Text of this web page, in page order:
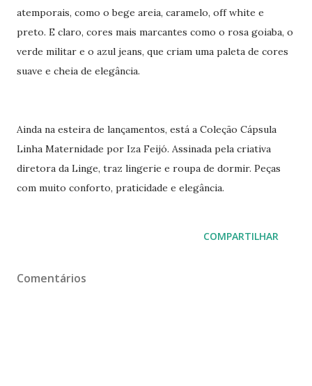
atemporais, como o bege areia, caramelo, off white e
preto. E claro, cores mais marcantes como o rosa goiaba, o
verde militar e o azul jeans, que criam uma paleta de cores
suave e cheia de elegância.
Ainda na esteira de lançamentos, está a Coleção Cápsula
Linha Maternidade por Iza Feijó. Assinada pela criativa
diretora da Linge, traz lingerie e roupa de dormir. Peças
com muito conforto, praticidade e elegância.
COMPARTILHAR
Comentários